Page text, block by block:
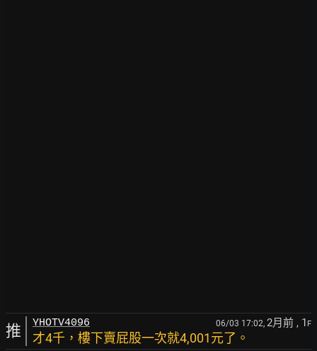
推 YHOTV4096 06/03 17:02, 2月前 , 1 F
才4千，樓下賣屁股一次就4,001元了。